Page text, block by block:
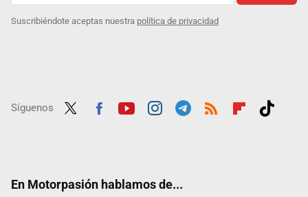
Suscribiéndote aceptas nuestra política de privacidad
Síguenos
En Motorpasión hablamos de...